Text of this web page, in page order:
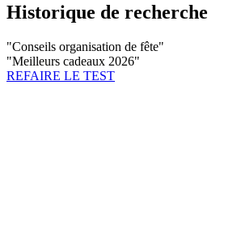
Historique de recherche
"Conseils organisation de fête"
"Meilleurs cadeaux 2026"
REFAIRE LE TEST